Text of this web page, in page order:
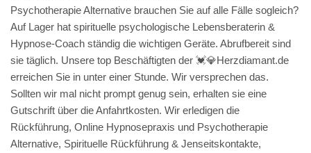
Psychotherapie Alternative brauchen Sie auf alle Fälle sogleich?
Auf Lager hat spirituelle psychologische Lebensberaterin &
Hypnose-Coach ständig die wichtigen Geräte. Abrufbereit sind
sie täglich. Unsere top Beschäftigten der 💓️💎Herzdiamant.de
erreichen Sie in unter einer Stunde. Wir versprechen das.
Sollten wir mal nicht prompt genug sein, erhalten sie eine
Gutschrift über die Anfahrtkosten. Wir erledigen die
Rückführung, Online Hypnosepraxis und Psychotherapie
Alternative, Spirituelle Rückführung & Jenseitskontakte,